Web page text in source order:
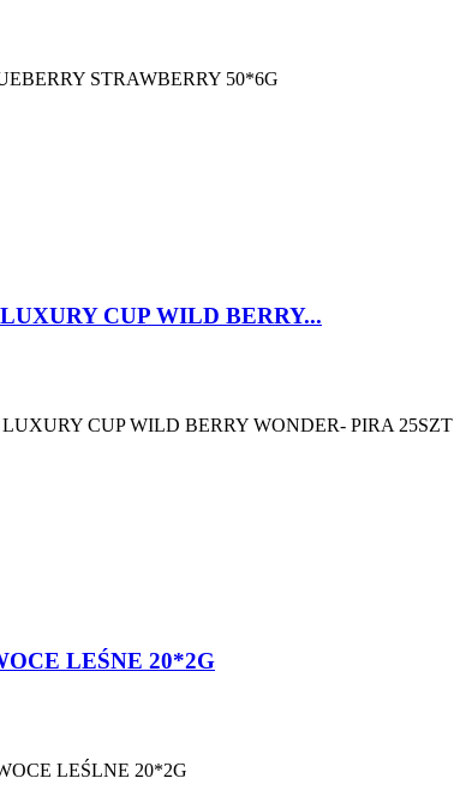
STRAWBERRY 50*6G
CUP WILD BERRY...
CUP WILD BERRY WONDER- PIRA 25SZT
LEŚNE 20*2G
LEŚLNE 20*2G